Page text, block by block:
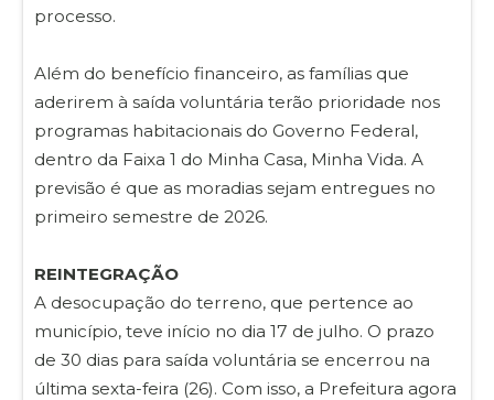
processo.
Além do benefício financeiro, as famílias que
aderirem à saída voluntária terão prioridade nos
programas habitacionais do Governo Federal,
dentro da Faixa 1 do Minha Casa, Minha Vida. A
previsão é que as moradias sejam entregues no
primeiro semestre de 2026.
REINTEGRAÇÃO
A desocupação do terreno, que pertence ao
município, teve início no dia 17 de julho. O prazo
de 30 dias para saída voluntária se encerrou na
última sexta-feira (26). Com isso, a Prefeitura agora